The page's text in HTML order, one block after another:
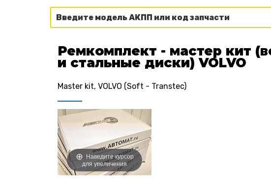
Ремкомплект - мастер кит
и стальные диски) VOLVO
Master kit, VOLVO (Soft - Transtec)
Наведите курсор
для увеличения